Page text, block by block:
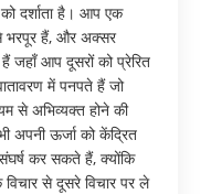
दर्शाता है। आप एक
भरपूर हैं, और अक्सर
जहाँ आप दूसरों को प्रेरित
में पनपते हैं जो
से अभिव्यक्त होने की
अपनी ऊर्जा को केंद्रित
कर सकते हैं, क्योंकि
से दूसरे विचार पर ले